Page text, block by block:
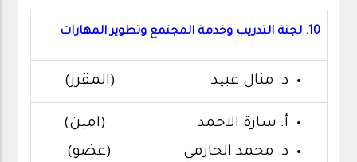
10. لجنة التدريب وخدمة المجتمع وتطوير المهارات
د. منال عبيد (المقرر)
أ. سارة الاحمد (امين)
د. محمد الحازمي (عضو)